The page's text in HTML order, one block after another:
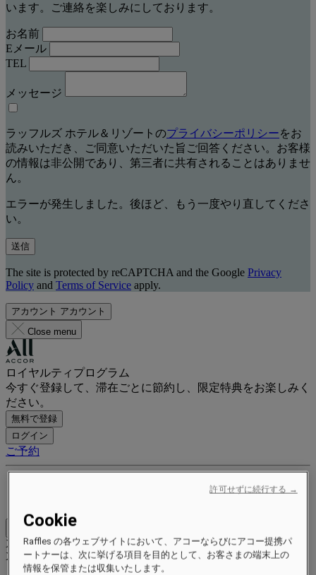
います。ご連絡を楽しみにしております。
お名前
Eメール
TEL
メッセージ
ラッフルズ ホテル＆リゾートのプライバシーポリシーをお
読みいただき、ご同意いただいた旨ご回答ください。お客様
の情報は非公開であり、第三者に共有されることはありませ
ん。
エラーが発生しました。後ほど、もう一度やり直してくださ
い。
送信
The site is protected by reCAPTCHA and the Google Privacy
Policy and Terms of Service apply.
アカウント アカウント
Close menu
ロイヤルティプログラム
今すぐ登録して、滞在ごとに節約し、限定特典をお楽しみく
ださい。
無料で登録
ログイン
ご予約
Xxxx Xxxxxxxxx
XXXXXX X XXXXXXXX X
Cookie
Raffles の各ウェブサイトにおいて、アコーならびにアコー提携パ
ートナーは、次に挙げる項目を目的として、お客さまの端末上の
情報を保管または収集いたします。
許可せずに続行する →